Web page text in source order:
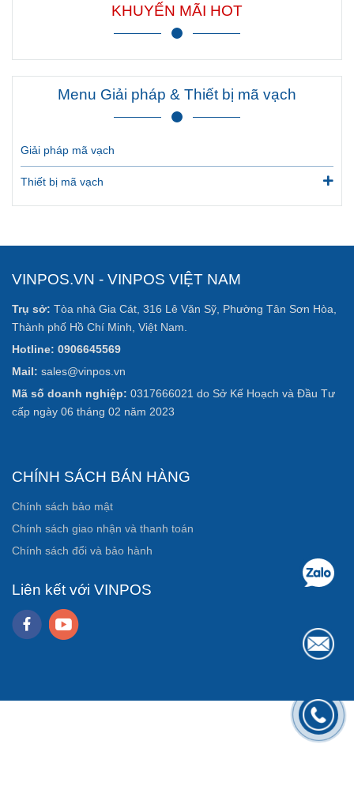
VINPOS.VN - VINPOS VIỆT NAM
Trụ sở: Tòa nhà Gia Cát, 316 Lê Văn Sỹ, Phường Tân Sơn Hòa,
Thành phố Hồ Chí Minh, Việt Nam.
Hotline: 0906645569
Mail: sales@vinpos.vn
Mã số doanh nghiệp: 0317666021 do Sở Kế Hoạch và Đầu Tư
cấp ngày 06 tháng 02 năm 2023
CHÍNH SÁCH BÁN HÀNG
Chính sách bảo mật
Chính sách giao nhận và thanh toán
Chính sách đổi và bảo hành
Liên kết với VINPOS
KHUYẾN MÃI HOT
Menu Giải pháp & Thiết bị mã vạch
Giải pháp mã vạch
Thiết bị mã vạch